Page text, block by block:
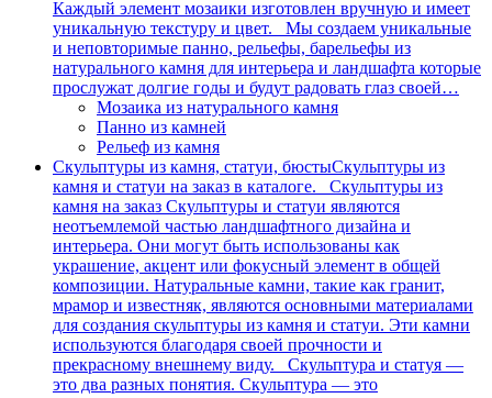
Каждый элемент мозаики изготовлен вручную и имеет
уникальную текстуру и цвет. Мы создаем уникальные
и неповторимые панно, рельефы, барельефы из
натурального камня для интерьера и ландшафта которые
прослужат долгие годы и будут радовать глаз своей…
Мозаика из натурального камня
Панно из камней
Рельеф из камня
Скульптуры из камня, статуи, бюстыСкульптуры из
камня и статуи на заказ в каталоге. Скульптуры из
камня на заказ Скульптуры и статуи являются
неотъемлемой частью ландшафтного дизайна и
интерьера. Они могут быть использованы как
украшение, акцент или фокусный элемент в общей
композиции. Натуральные камни, такие как гранит,
мрамор и известняк, являются основными материалами
для создания скульптуры из камня и статуи. Эти камни
используются благодаря своей прочности и
прекрасному внешнему виду. Скульптура и статуя —
это два разных понятия. Скульптура — это